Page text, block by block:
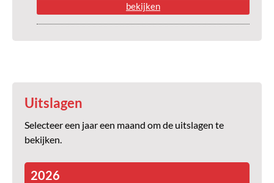
bekijken
Uitslagen
Selecteer een jaar een maand om de uitslagen te
bekijken.
2026